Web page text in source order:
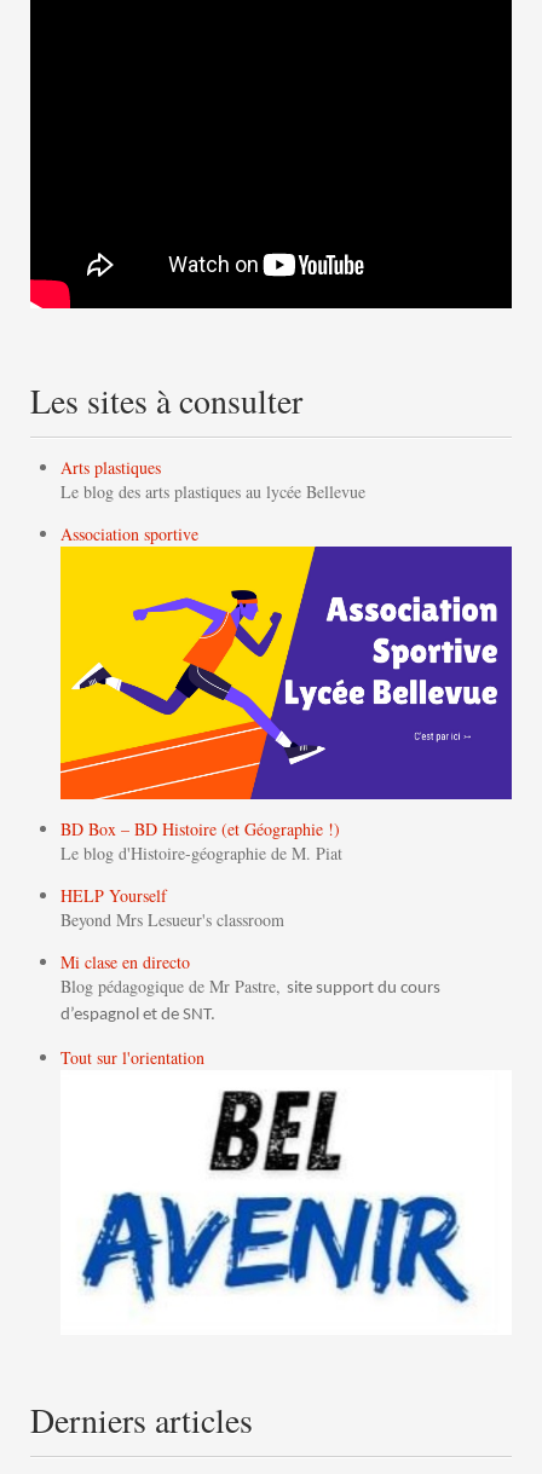
Les sites à consulter
Arts plastiques
Le blog des arts plastiques au lycée Bellevue
Association sportive
BD Box – BD Histoire (et Géographie !)
Le blog d'Histoire-géographie de M. Piat
HELP Yourself
Beyond Mrs Lesueur's classroom
Mi clase en directo
Blog pédagogique de Mr Pastre, site support du cours
d’espagnol et de SNT.
Tout sur l'orientation
Derniers articles